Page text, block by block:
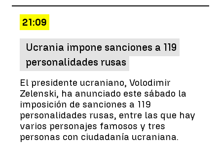
21:09
Ucrania impone sanciones a 119
personalidades rusas
El presidente ucraniano, Volodimir
Zelenski, ha anunciado este sábado la
imposición de sanciones a 119
personalidades rusas, entre las que hay
varios personajes famosos y tres
personas con ciudadanía ucraniana.